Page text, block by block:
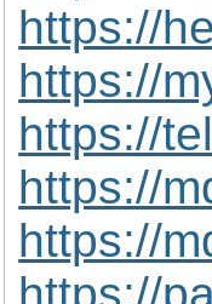
https://
https://
https://
https://
https://
https://